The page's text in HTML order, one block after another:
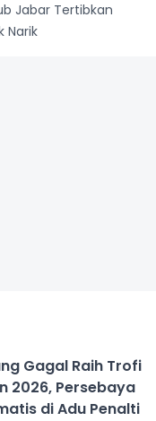
Jabar Tertibkan
Narik
Gagal Raih Trofi
2026, Persebaya
di Adu Penalti